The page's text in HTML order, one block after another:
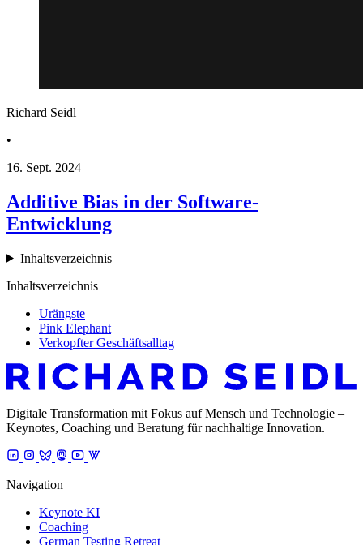
Richard Seidl
•
16. Sept. 2024
Additive Bias in der Software-
Entwicklung
Inhaltsverzeichnis
Inhaltsverzeichnis
Urängste
Pink Elephant
Verkopfter Geschäftsalltag
Digitale Transformation mit Fokus auf Mensch und Technologie –
Keynotes, Coaching und Beratung für nachhaltige Innovation.
Navigation
Keynote KI
Coaching
German Testing Retreat